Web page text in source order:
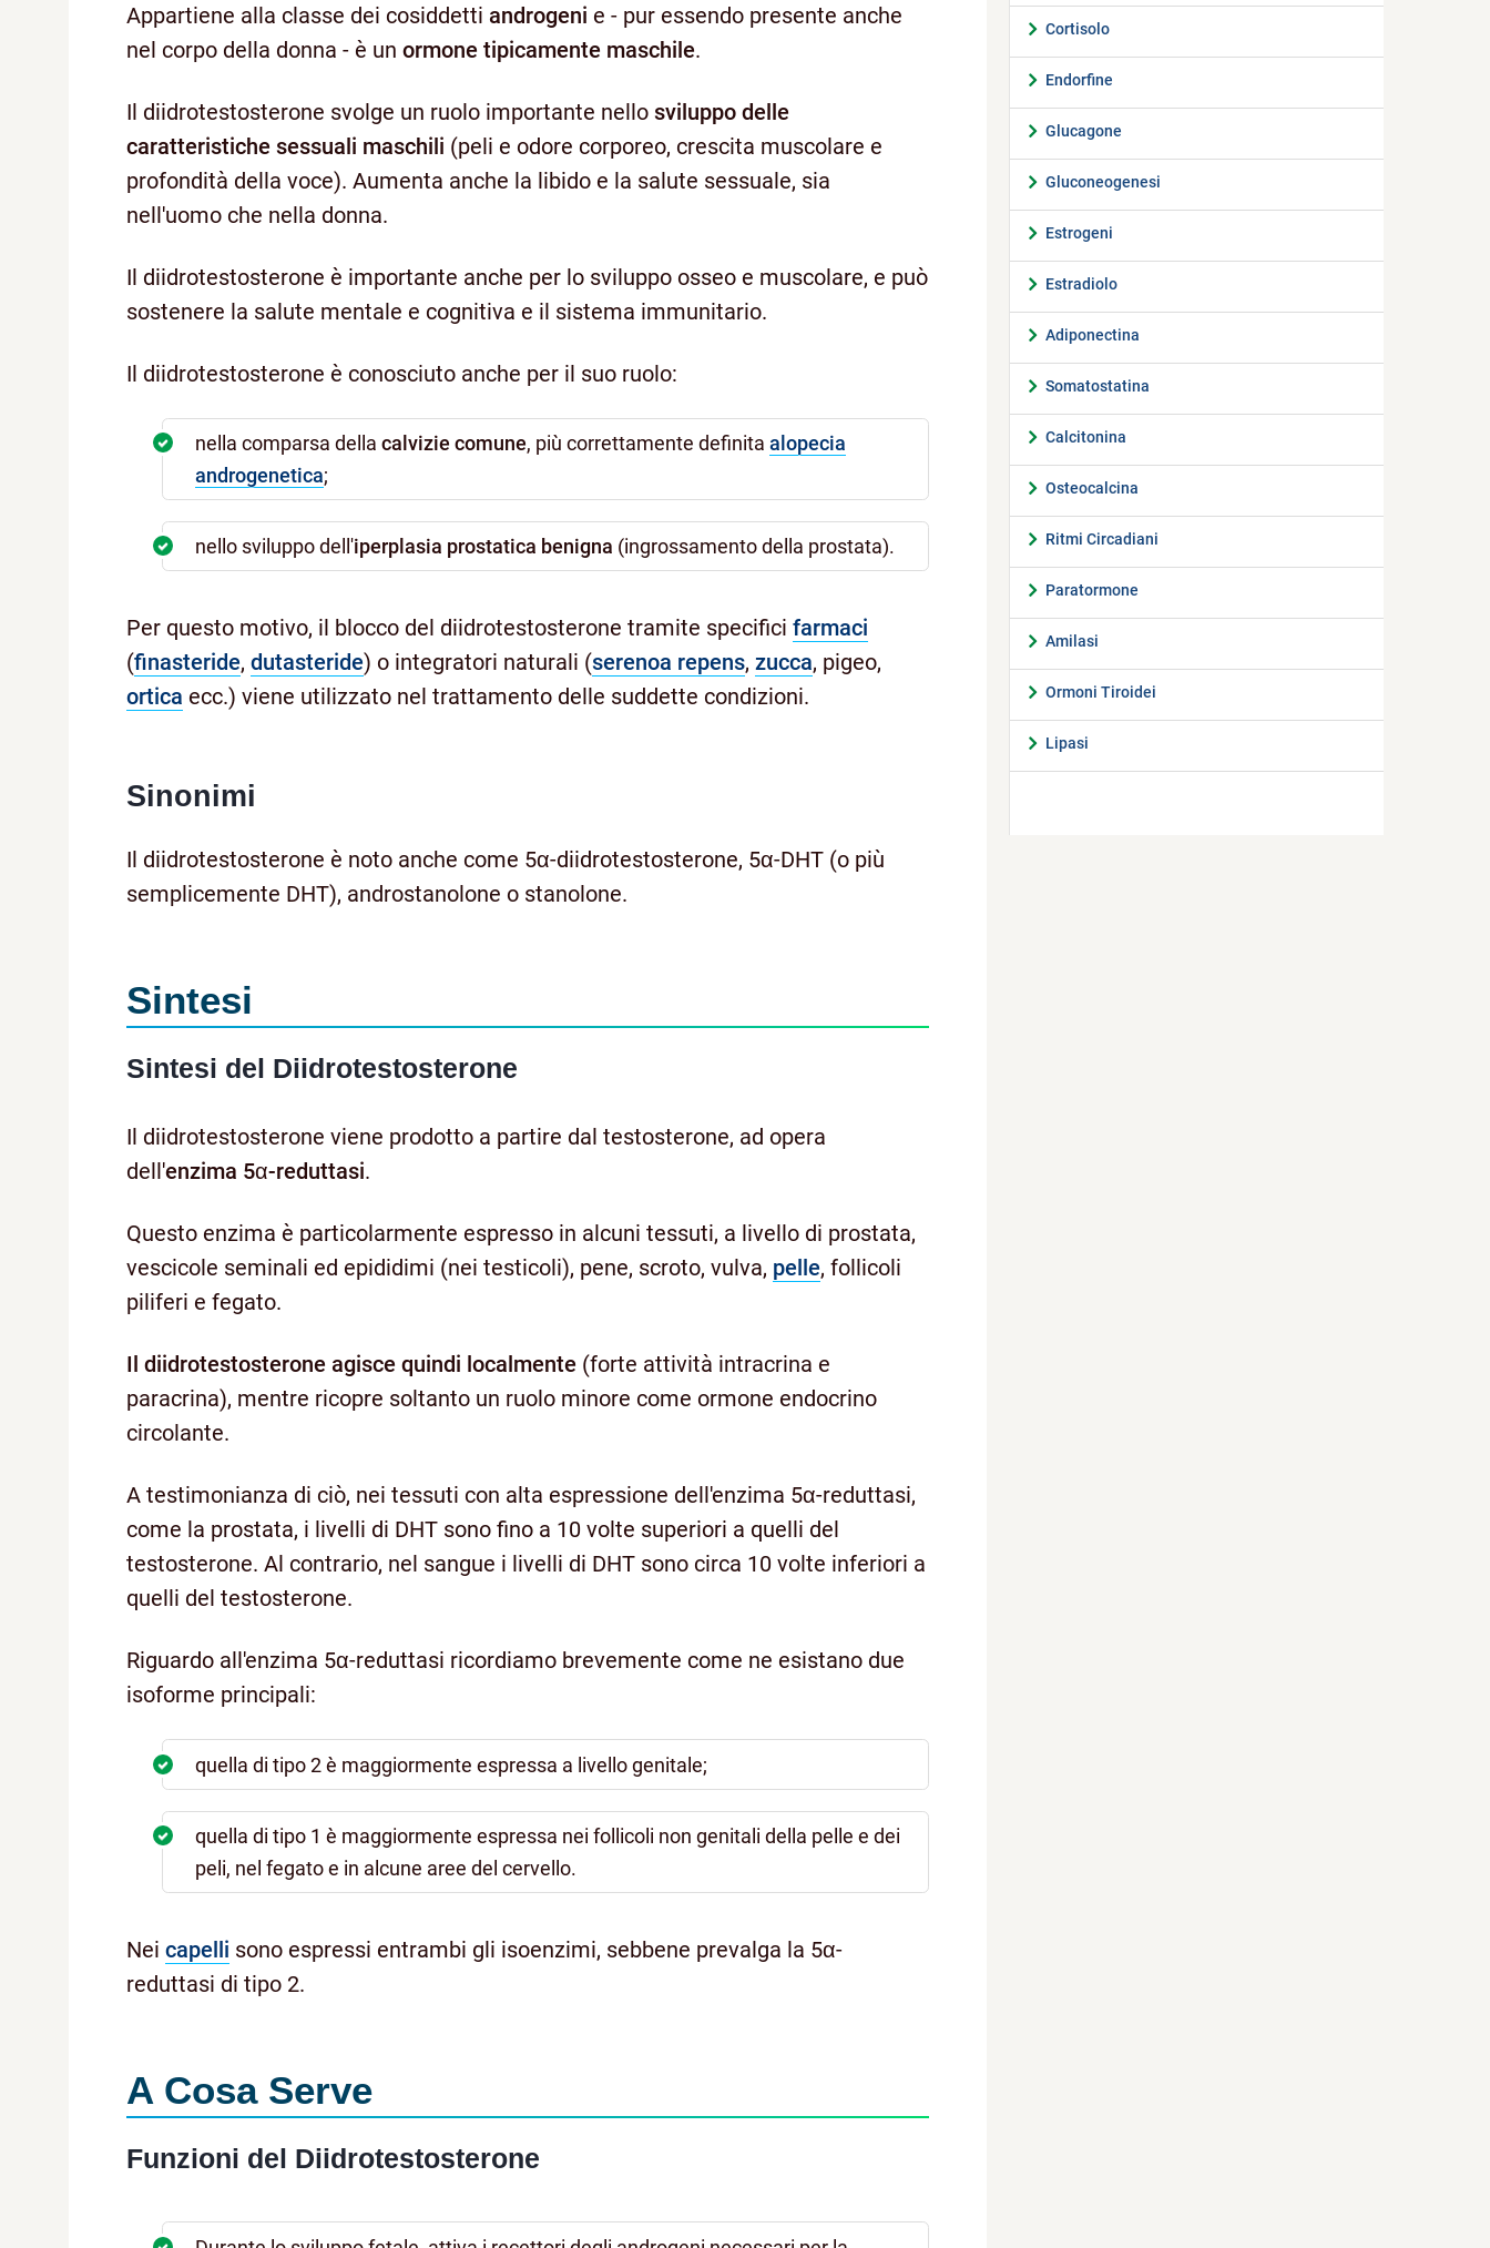
Appartiene alla classe dei cosiddetti androgeni e - pur essendo presente anche
nel corpo della donna - è un ormone tipicamente maschile.
Il diidrotestosterone svolge un ruolo importante nello sviluppo delle
caratteristiche sessuali maschili (peli e odore corporeo, crescita muscolare e
profondità della voce). Aumenta anche la libido e la salute sessuale, sia
nell'uomo che nella donna.
Il diidrotestosterone è importante anche per lo sviluppo osseo e muscolare, e può
sostenere la salute mentale e cognitiva e il sistema immunitario.
Il diidrotestosterone è conosciuto anche per il suo ruolo:
nella comparsa dellacalvizie comune, più correttamente definitaalopecia
androgenetica;
nello sviluppo dell'iperplasia prostatica benigna (ingrossamento della prostata).
Per questo motivo, il blocco del diidrotestosterone tramite specifici farmaci
(finasteride, dutasteride) o integratori naturali (serenoa repens, zucca, pigeo,
ortica ecc.) viene utilizzato nel trattamento delle suddette condizioni.
Sinonimi
Il diidrotestosterone è noto anche come 5α-diidrotestosterone, 5α-DHT (o più
semplicemente DHT), androstanolone o stanolone.
Sintesi
Sintesi del Diidrotestosterone
Il diidrotestosterone viene prodotto a partire dal testosterone, ad opera
dell'enzima 5α-reduttasi.
Questo enzima è particolarmente espresso in alcuni tessuti, a livello di prostata,
vescicole seminali ed epididimi (nei testicoli), pene, scroto, vulva, pelle, follicoli
piliferi e fegato.
Il diidrotestosterone agisce quindi localmente (forte attività intracrina e
paracrina), mentre ricopre soltanto un ruolo minore come ormone endocrino
circolante.
A testimonianza di ciò, nei tessuti con alta espressione dell'enzima 5α-reduttasi,
come la prostata, i livelli di DHT sono fino a 10 volte superiori a quelli del
testosterone. Al contrario, nel sangue i livelli di DHT sono circa 10 volte inferiori a
quelli del testosterone.
Riguardo all'enzima 5α-reduttasi ricordiamo brevemente come ne esistano due
isoforme principali:
quella di tipo 2 è maggiormente espressa a livello genitale;
quella di tipo 1 è maggiormente espressa nei follicoli non genitali della pelle e dei
peli, nel fegato e in alcune aree del cervello.
Nei capelli sono espressi entrambi gli isoenzimi, sebbene prevalga la 5α-
reduttasi di tipo 2.
A Cosa Serve
Funzioni del Diidrotestosterone
Cortisolo
Endorfine
Glucagone
Gluconeogenesi
Estrogeni
Estradiolo
Adiponectina
Somatostatina
Calcitonina
Osteocalcina
Ritmi Circadiani
Paratormone
Amilasi
Ormoni Tiroidei
Lipasi